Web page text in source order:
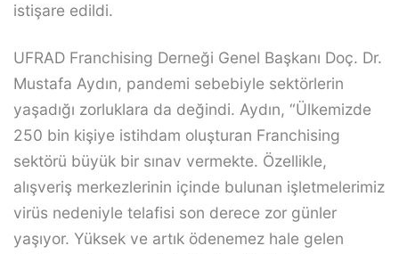
istişare edildi.
UFRAD Franchising Derneği Genel Başkanı Doç. Dr.
Mustafa Aydın, pandemi sebebiyle sektörlerin
yaşadığı zorluklara da değindi. Aydın, “Ülkemizde
250 bin kişiye istihdam oluşturan Franchising
sektörü büyük bir sınav vermekte. Özellikle,
alışveriş merkezlerinin içinde bulunan işletmelerimiz
virüs nedeniyle telafisi son derece zor günler
yaşıyor. Yüksek ve artık ödenemez hale gelen